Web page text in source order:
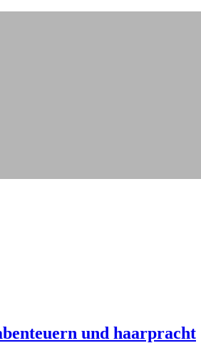
und haarpracht